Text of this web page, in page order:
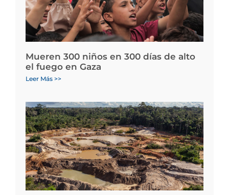
Mueren 300 niños en 300 días de alto
el fuego en Gaza
Leer Más >>